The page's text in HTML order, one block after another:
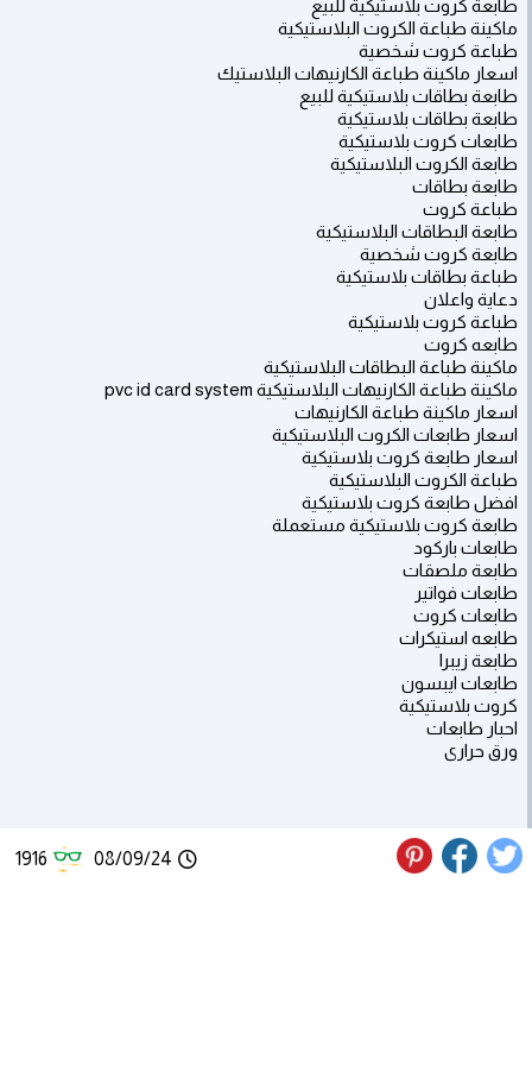
طابعة كروت بلاستيكية للبيع
ماكينة طباعة الكروت البلاستيكية
طباعة كروت شخصية
اسعار ماكينة طباعة الكارنيهات البلاستيك
طابعة بطاقات بلاستيكية للبيع
طابعة بطاقات بلاستيكية
طابعات كروت بلاستيكية
طابعة الكروت البلاستيكية
طابعة بطاقات
طباعة كروت
طابعة البطاقات البلاستيكية
طابعة كروت شخصية
طباعة بطاقات بلاستيكية
دعاية واعلان
طباعة كروت بلاستيكية
طابعه كروت
ماكينة طباعة البطاقات البلاستيكية
ماكينة طباعة الكارنيهات البلاستيكية pvc id card system
اسعار ماكينة طباعة الكارنيهات
اسعار طابعات الكروت البلاستيكية
اسعار طابعة كروت بلاستيكية
طباعة الكروت البلاستيكية
افضل طابعة كروت بلاستيكية
طابعة كروت بلاستيكية مستعملة
طابعات باركود
طابعة ملصقات
طابعات فواتير
طابعات كروت
طابعه استيكرات
طابعة زيبرا
طابعات ايبسون
كروت بلاستيكية
احبار طابعات
ورق حرارى
08/09/24
1916